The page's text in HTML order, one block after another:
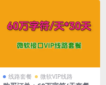
线路套餐 微软VIP线路